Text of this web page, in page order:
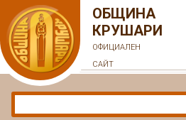
ОБЩИНА
КРУШАРИ
ОФИЦИАЛЕН
САЙТ